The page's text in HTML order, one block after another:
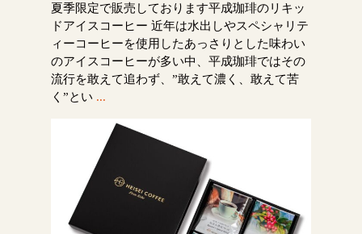
夏季限定で販売しております平成珈琲のリキッ
ドアイスコーヒー 近年は水出しやスペシャリテ
ィーコーヒーを使用したあっさりとした味わい
のアイスコーヒーが多い中、平成珈琲ではその
流行を敢えて追わず、”敢えて濃く、敢えて苦
く”とい ...